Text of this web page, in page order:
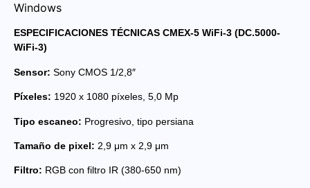
Windows
ESPECIFICACIONES TÉCNICAS CMEX-5 WiFi-3 (DC.5000-
WiFi-3)
Sensor: Sony CMOS 1/2,8″
Píxeles: 1920 x 1080 píxeles, 5,0 Mp
Tipo escaneo: Progresivo, tipo persiana
Tamaño de pixel: 2,9 μm x 2,9 μm
Filtro: RGB con filtro IR (380-650 nm)